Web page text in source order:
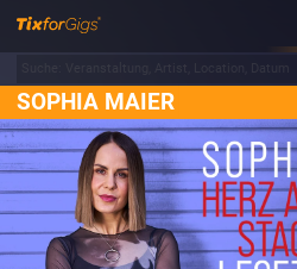
SOPHIA MAIER